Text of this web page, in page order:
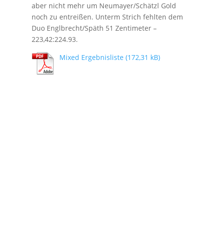
aber nicht mehr um Neumayer/Schätzl Gold
noch zu entreißen. Unterm Strich fehlten dem
Duo Englbrecht/Späth 51 Zentimeter –
223,42:224.93.
Mixed Ergebnisliste